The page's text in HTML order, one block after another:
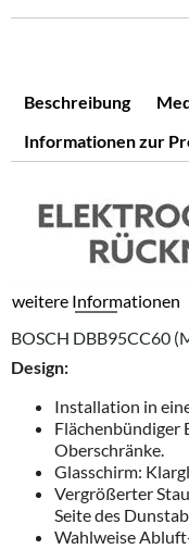
Beschreibung
Informationen zur
weitere Informationen
BOSCH DBB95CC60
Design:
Installation in
Flächenbündiger
Oberschränke.
Glasschirm:
Vergrößerter
Seite des
Wahlweise